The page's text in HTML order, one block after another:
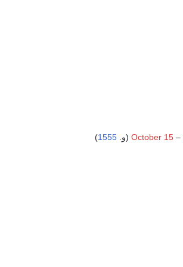
October 15 –
1555
)